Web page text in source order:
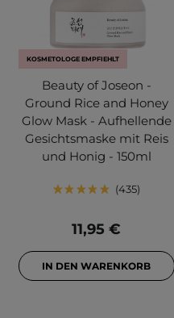
KOSMETOLOGE EMPFIEHLT
Beauty of Joseon -
Ground Rice and Honey
Glow Mask - Aufhellende
Gesichtsmaske mit Reis
und Honig - 150ml
435
11,95 €
IN DEN WARENKORB